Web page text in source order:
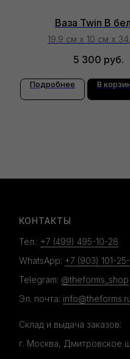
Ваза Twin B
19.9 см х 10 см х
5 300 руб.
Подробнее В
КОНТАКТЫ
Тел.: +7 (499) 495-10-28
WhatsApp: +7 (903) 101-
Telegram: @theforms_shop
Эл. почта:
Склад и выдача заказов:
г. Москва, Дмитровское